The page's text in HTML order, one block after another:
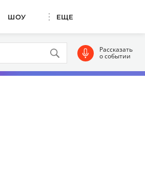
ШОУ ЕЩЕ
Рассказать
о событии